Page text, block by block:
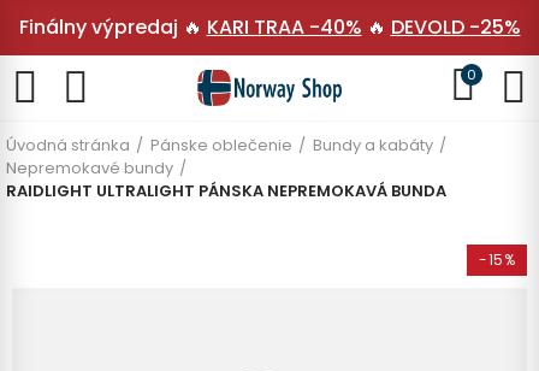
Finálny výpredaj 🔥 KARI TRAA -40% 🔥 DEVOLD -25%
0
Úvodná stránka Pánske oblečenie
Bundy a kabáty
Nepremokavé bundy
RAIDLIGHT ULTRALIGHT PÁNSKA NEPREMOKAVÁ BUNDA
-15%